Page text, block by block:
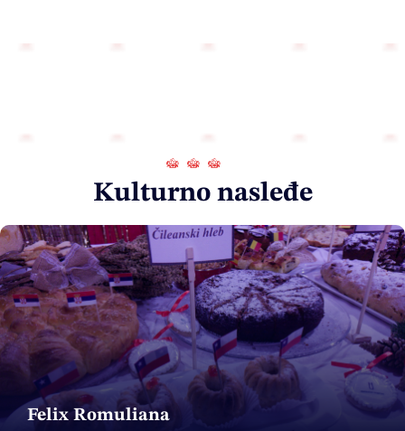
Kulturno nasleđe
Felix Romuliana